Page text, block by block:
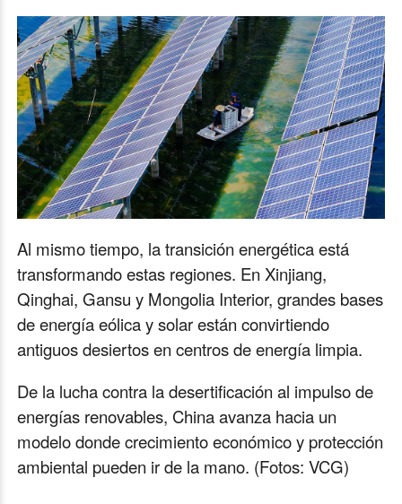
Al mismo tiempo, la transición energética está
transformando estas regiones. En Xinjiang,
Qinghai, Gansu y Mongolia Interior, grandes bases
de energía eólica y solar están convirtiendo
antiguos desiertos en centros de energía limpia.
De la lucha contra la desertificación al impulso de
energías renovables, China avanza hacia un
modelo donde crecimiento económico y protección
ambiental pueden ir de la mano. (Fotos: VCG)